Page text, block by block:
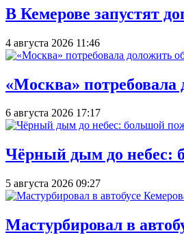
В Кемерове запустят
4 августа 2026 11:46
«Москва» потребовала
6 августа 2026 17:17
Чёрный дым до небес:
5 августа 2026 09:27
Мастурбировал в